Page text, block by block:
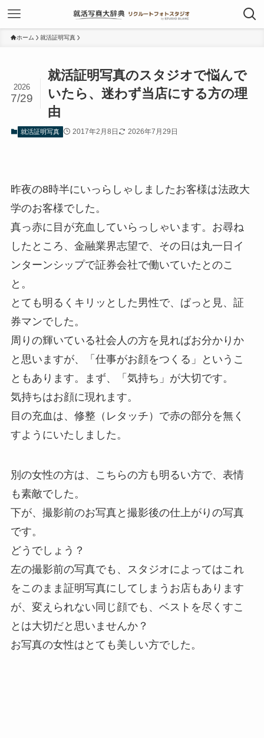
ホーム 就活証明写真
就活証明写真のスタジオで悩んで
いたら、迷わず当店にする方の理
由
2026
7/29
就活証明写真 2017年2月8日 2026年7月29日
昨夜の8時半にいっらしゃしましたお客様は法政大
学のお客様でした。
真っ赤に目が充血していらっしゃいます。お尋ね
したところ、金融業界志望で、その日は丸一日イ
ンターンシップで証券会社で働いていたとのこ
と。
とても明るくキリッとした男性で、ぱっと見、証
券マンでした。
周りの輝いている社会人の方を見ればお分かりか
と思いますが、「仕事がお顔をつくる」というこ
ともあります。まず、「気持ち」が大切です。
気持ちはお顔に現れます。
目の充血は、修整（レタッチ）で赤の部分を無く
すようにいたしました。
別の女性の方は、こちらの方も明るい方で、表情
も素敵でした。
下が、撮影前のお写真と撮影後の仕上がりの写真
です。
どうでしょう？
左の撮影前の写真でも、スタジオによってはこれ
をこのまま証明写真にしてしまうお店もあります
が、変えられない同じ顔でも、ベストを尽くすこ
とは大切だと思いませんか？
お写真の女性はとても美しい方でした。